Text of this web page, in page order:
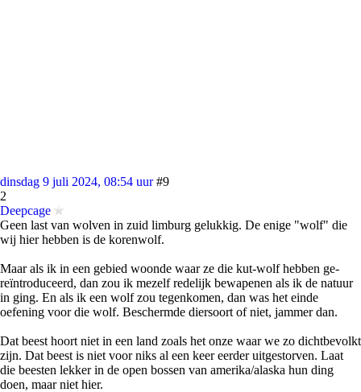
dinsdag 9 juli 2024, 08:54 uur #9
2
Deepcage
Geen last van wolven in zuid limburg gelukkig. De enige "wolf" die
wij hier hebben is de korenwolf.
Maar als ik in een gebied woonde waar ze die kut-wolf hebben ge-
reïntroduceerd, dan zou ik mezelf redelijk bewapenen als ik de natuur
in ging. En als ik een wolf zou tegenkomen, dan was het einde
oefening voor die wolf. Beschermde diersoort of niet, jammer dan.
Dat beest hoort niet in een land zoals het onze waar we zo dichtbevolkt
zijn. Dat beest is niet voor niks al een keer eerder uitgestorven. Laat
die beesten lekker in de open bossen van amerika/alaska hun ding
doen, maar niet hier.